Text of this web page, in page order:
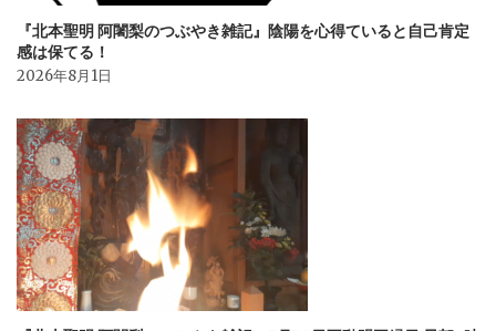
『北本聖明 阿闍梨のつぶやき雑記』陰陽を心得ていると自己肯定
感は保てる！
2026年8月1日